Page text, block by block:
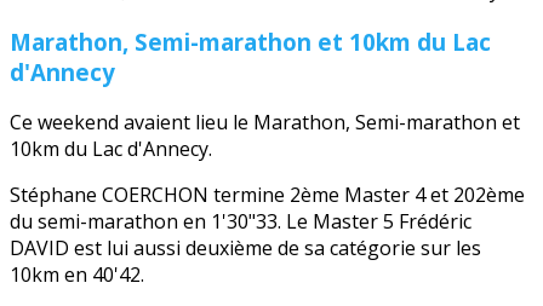
Marathon, Semi-marathon et 10km du Lac
d'Annecy
Ce weekend avaient lieu le Marathon, Semi-marathon et
10km du Lac d'Annecy.
Stéphane COERCHON termine 2ème Master 4 et 202ème
du semi-marathon en 1'30"33. Le Master 5 Frédéric
DAVID est lui aussi deuxième de sa catégorie sur les
10km en 40'42.